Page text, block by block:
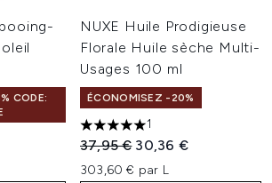
CODE:
NUXE Huile Prodigieuse
Florale Huile sèche Multi-
Usages 100 ml
ÉCONOMISEZ -20%
5 étoiles sur un maximum de
1
Prix de vente :
37,95 € Prix ​​actuel :
30,36 €
303,60 € par L